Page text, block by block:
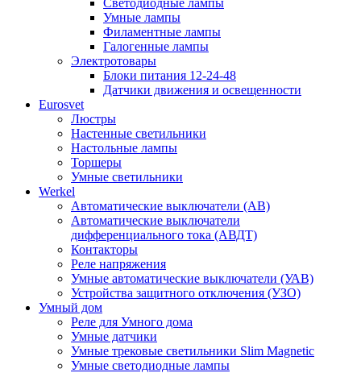
Светодиодные лампы
Умные лампы
Филаментные лампы
Галогенные лампы
Электротовары
Блоки питания 12-24-48
Датчики движения и освещенности
Eurosvet
Люстры
Настенные светильники
Настольные лампы
Торшеры
Умные светильники
Werkel
Автоматические выключатели (АВ)
Автоматические выключатели
дифференциального тока (АВДТ)
Контакторы
Реле напряжения
Умные автоматические выключатели (УАВ)
Устройства защитного отключения (УЗО)
Умный дом
Реле для Умного дома
Умные датчики
Умные трековые светильники Slim Magnetic
Умные светодиодные лампы